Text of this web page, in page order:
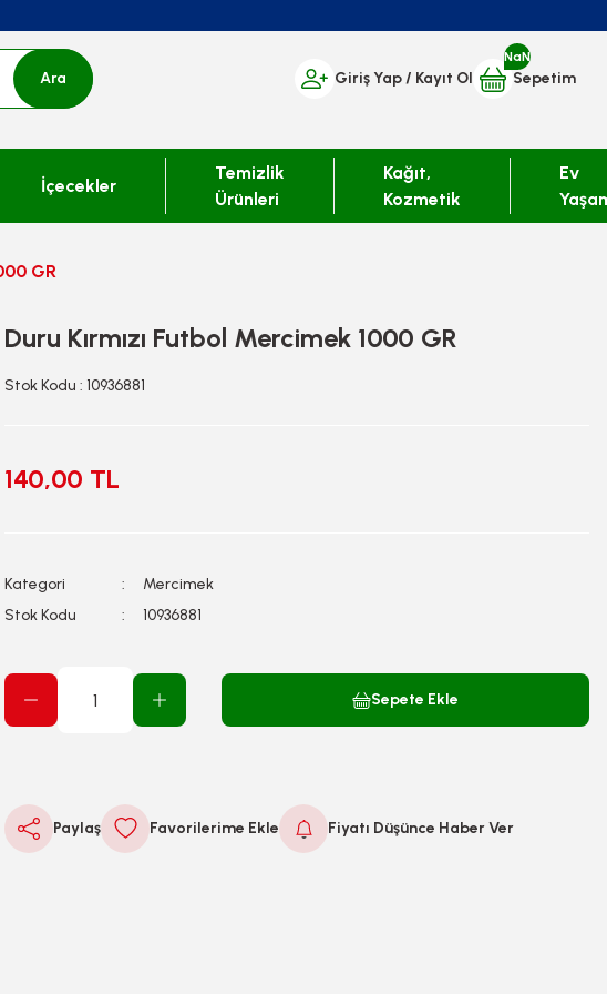
Ara Giriş Yap/ Kayıt Ol
NaN
Sepetim
İçecekler
Temizlik
Ürünleri
Kağıt,
Kozmetik
Ev
GR
Duru Kırmızı Futbol Mercimek 1000 GR
Stok Kodu : 10936881
140,00 TL
Kategori
Mercimek
Stok Kodu
10936881
Sepete Ekle
Paylaş Fiyatı Düşünce Haber Ver